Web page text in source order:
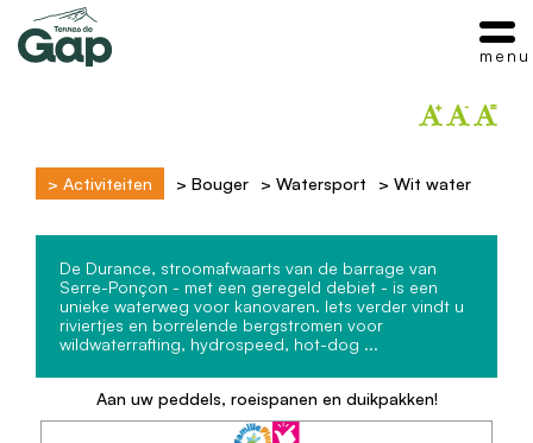
> Activiteiten > Bouger > Watersport > Wit water
De Durance, stroomafwaarts van de barrage van
Serre-Ponçon - met een geregeld debiet - is een
unieke waterweg voor kanovaren. Iets verder vindt u
riviertjes en borrelende bergstromen voor
wildwaterrafting, hydrospeed, hot-dog ...
Aan uw peddels, roeispanen en duikpakken!
menu